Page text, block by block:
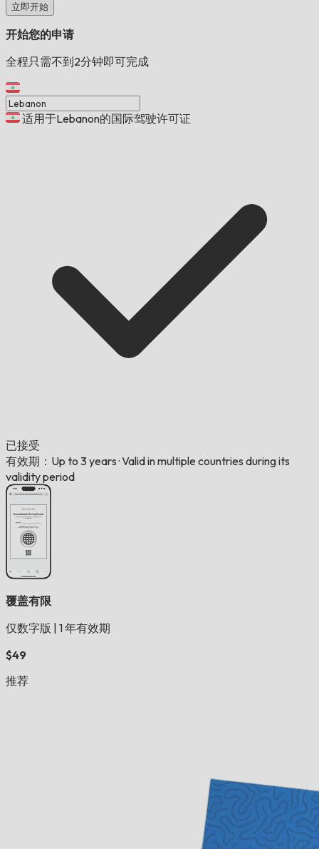
立即开始
开始您的申请
全程只需不到2分钟即可完成
适用于Lebanon的国际驾驶许可证
已接受
有效期：Up to 3 years ·Valid in multiple countries during its
validity period
覆盖有限
仅数字版
1 年有效期
$49
推荐